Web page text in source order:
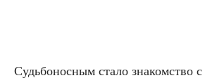
Судь­бо­нос­ным ста­ло зна­ком­ство